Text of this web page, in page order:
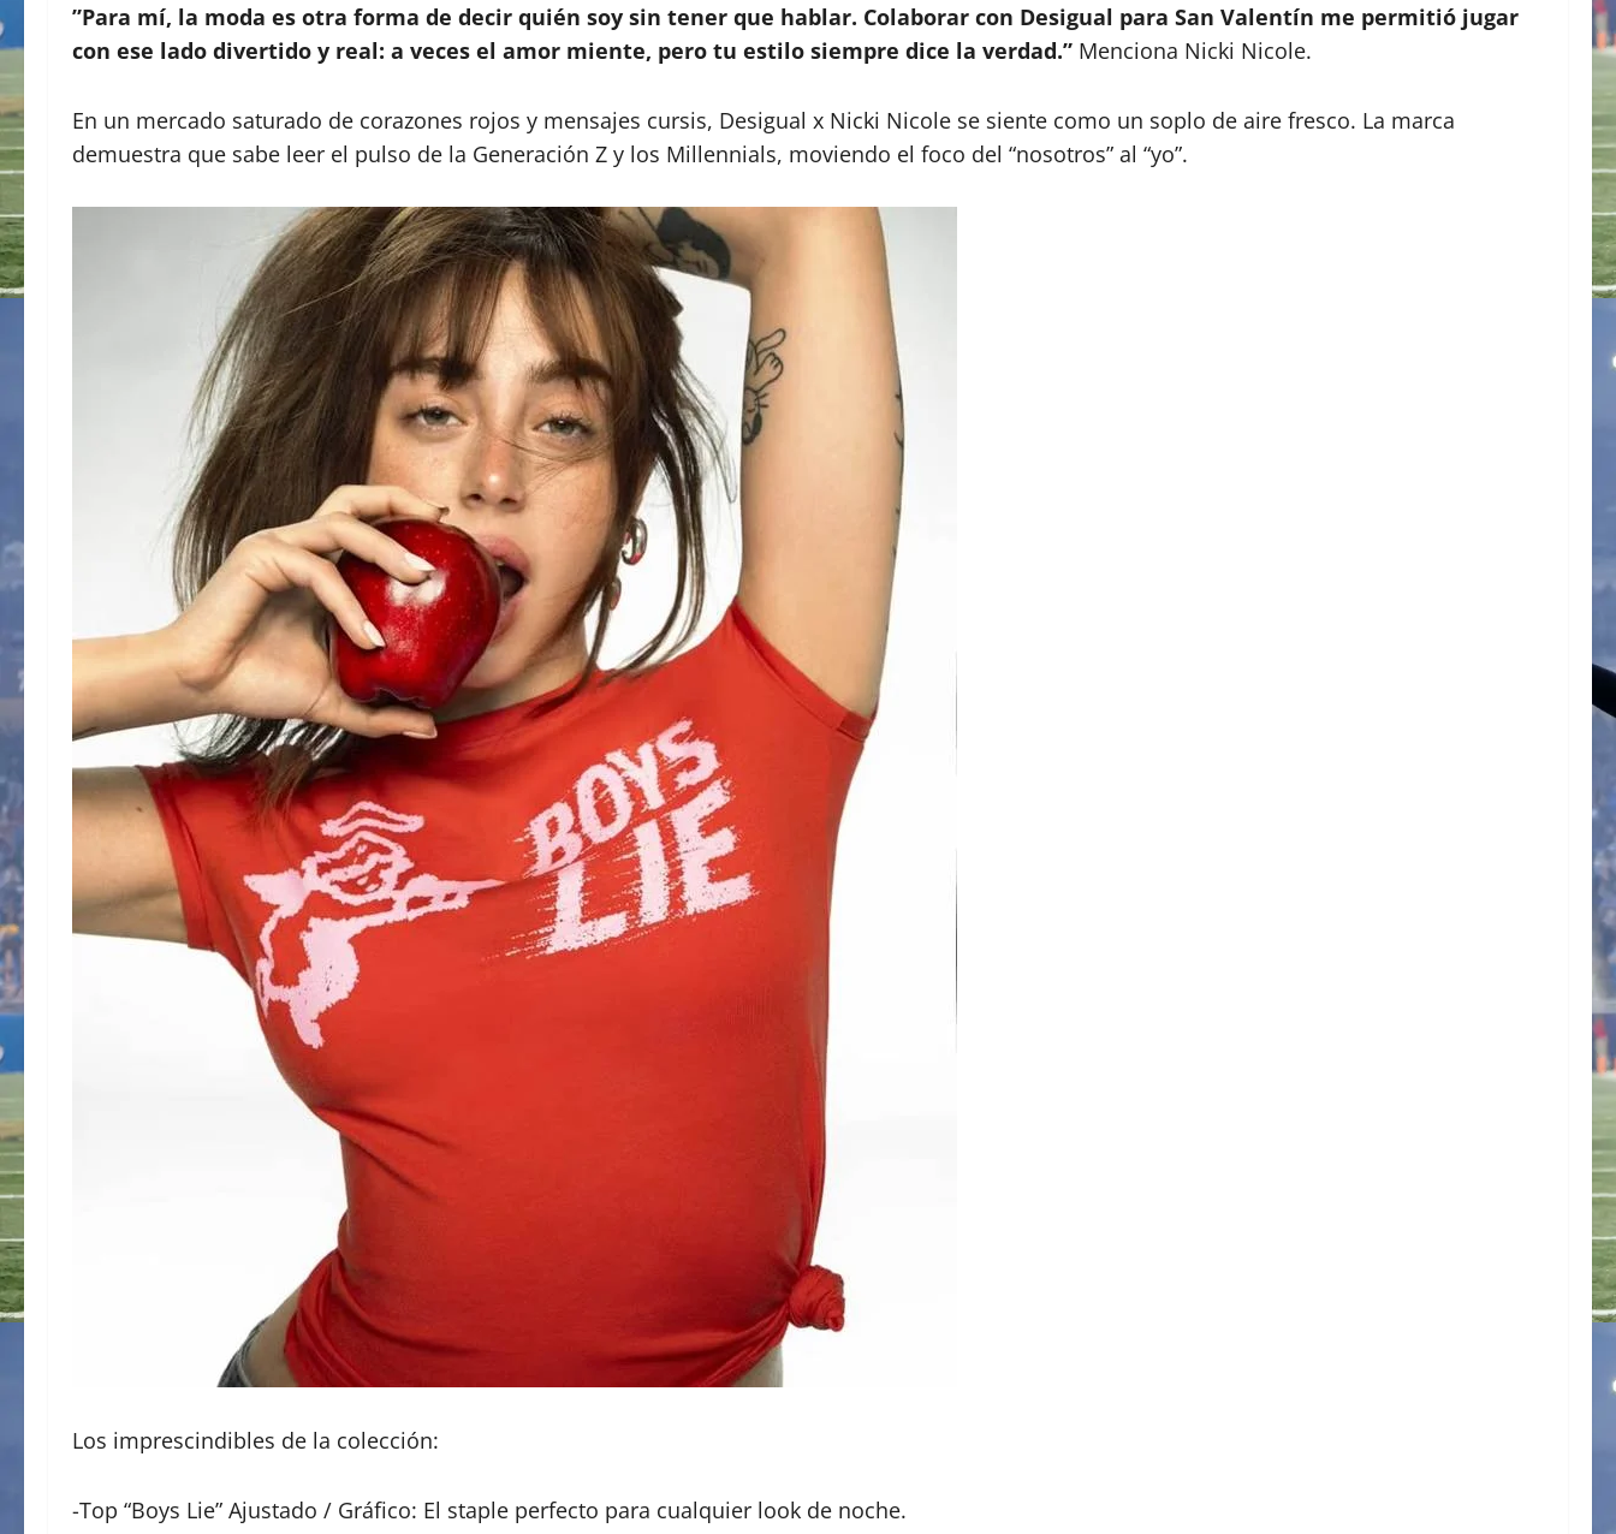
​”Para mí, la moda es otra forma de decir quién soy sin tener que hablar. Colaborar con Desigual para San Valentín me permitió jugar
con ese lado divertido y real: a veces el amor miente, pero tu estilo siempre dice la verdad.” Menciona Nicki Nicole.
​​En un mercado saturado de corazones rojos y mensajes cursis, Desigual x Nicki Nicole se siente como un soplo de aire fresco. La marca
demuestra que sabe leer el pulso de la Generación Z y los Millennials, moviendo el foco del “nosotros” al “yo”.
Los imprescindibles de la colección:
-Top “Boys Lie” Ajustado / Gráfico: El staple perfecto para cualquier look de noche.